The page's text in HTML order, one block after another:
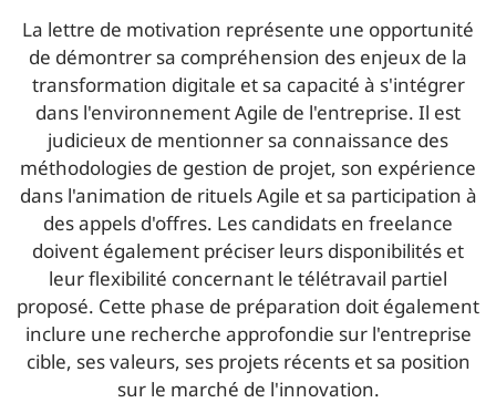
La lettre de motivation représente une opportunité
de démontrer sa compréhension des enjeux de la
transformation digitale et sa capacité à s'intégrer
dans l'environnement Agile de l'entreprise. Il est
judicieux de mentionner sa connaissance des
méthodologies de gestion de projet, son expérience
dans l'animation de rituels Agile et sa participation à
des appels d'offres. Les candidats en freelance
doivent également préciser leurs disponibilités et
leur flexibilité concernant le télétravail partiel
proposé. Cette phase de préparation doit également
inclure une recherche approfondie sur l'entreprise
cible, ses valeurs, ses projets récents et sa position
sur le marché de l'innovation.